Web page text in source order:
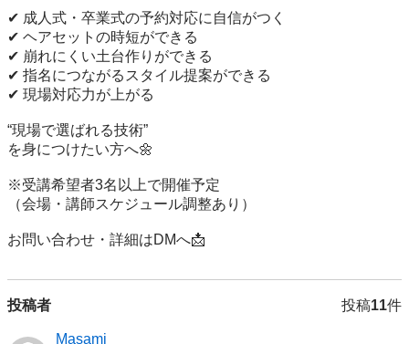
✔ 成人式・卒業式の予約対応に自信がつく
✔ ヘアセットの時短ができる
✔ 崩れにくい土台作りができる
✔ 指名につながるスタイル提案ができる
✔ 現場対応力が上がる
“現場で選ばれる技術”
を身につけたい方へ🌼
※受講希望者3名以上で開催予定
（会場・講師スケジュール調整あり）
お問い合わせ・詳細はDMへ📩
投稿者 投稿11件
Masami